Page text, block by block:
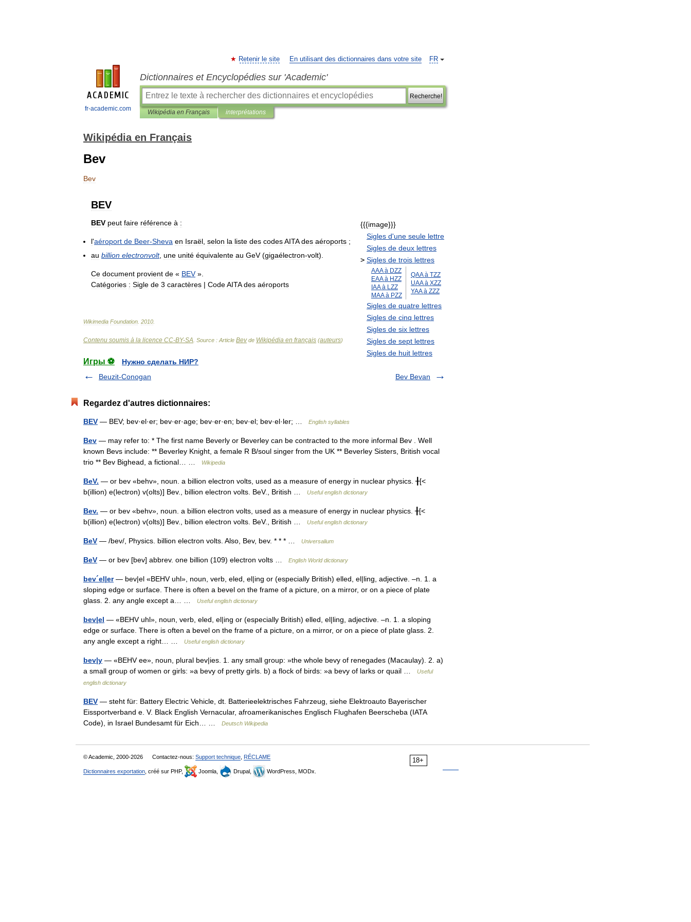
fr-academic.com
FR
Retenir le site En utilisant des dictionnaires dans votre site
Dictionnaires et Encyclopédies sur 'Academic'
Recherche!
Wikipédia en Français interprétations
Wikipédia en Français
Bev
Bev
BEV
{{{image}}}
Sigles d'une seule lettre
Sigles de deux lettres
> Sigles de trois lettres
AAA à DZZ
EAA à HZZ
IAA à LZZ
MAA à PZZ
QAA à TZZ
UAA à XZZ
YAA à ZZZ
Sigles de quatre lettres
Sigles de cinq lettres
Sigles de six lettres
Sigles de sept lettres
Sigles de huit lettres
BEV peut faire référence à :
l'aéroport de Beer-Sheva en Israël selon la liste des codesAITA des aéroports ;
au billion electronvolt, une unité équivalente au GeV(gigaélectron-volt).
Ce document provient de « BEV».
Catégories : Sigle de 3 caractères | CodeAITA des aéroports
Wikimedia Foundation 2010
Contenu soumis à la licence CC-BY-SA . Source : Article Bevde Wikipédia en français (auteurs)
Игры ⚽
Нужно сделать НИР?
Beuzit-Conogan
Bev Bevan
Regardez d'autres dictionnaires:
BEV — BEV; bev·el·er; bev·er·age; bev·er·en; bev·el; bev·el·ler; … English syllables
Bev — may refer to: * The first name Beverly or Beverley can be contracted to the more informal Bev . Well
known Bevs include: ** Beverley Knight, a female R B/soul singer from the UK ** Beverley Sisters, British vocal
trio ** Bev Bighead, a fictional… …
Wikipedia
BeV. — or bev «behv», noun. a billion electron volts, used as a measure of energy in nuclear physics. ╂[<
b(illion) e(lectron) v(olts)] Bev., billion electron volts. BeV., British …
Useful english dictionary
Bev. — or bev «behv», noun. a billion electron volts, used as a measure of energy in nuclear physics. ╂[<
b(illion) e(lectron) v(olts)] Bev., billion electron volts. BeV., British …
Useful english dictionary
BeV — /bev/, Physics. billion electron volts. Also, Bev, bev. * * * … Universalium
BeV — or bev [bev] abbrev. one billion (109) electron volts … English World dictionary
bev´el|er— bev|el «BEHV uhl», noun, verb, eled, el|ing or (especially British) elled, el|ling, adjective. –n. 1. a
sloping edge or surface. There is often a bevel on the frame of a picture, on a mirror, or on a piece of plate
glass. 2. any angle except a… …
Useful english dictionary
bev|el — «BEHV uhl», noun, verb, eled, el|ing or (especially British) elled, el|ling, adjective. –n. 1. a sloping
edge or surface. There is often a bevel on the frame of a picture, on a mirror, or on a piece of plate glass. 2.
any angle except a right… …
Useful english dictionary
bev|y — «BEHV ee», noun, plural bev|ies. 1. any small group: »the whole bevy of renegades (Macaulay). 2. a)
a small group of women or girls: »a bevy of pretty girls. b) a flock of birds: »a bevy of larks or quail …
Useful
english dictionary
BEV — steht für: Battery Electric Vehicle, dt. Batterieelektrisches Fahrzeug, siehe Elektroauto Bayerischer
Eissportverband e. V. Black English Vernacular, afroamerikanisches Englisch Flughafen Beerscheba (IATA
Code), in Israel Bundesamt für Eich… …
Deutsch Wikipedia
18+
© Academic, 2000-2026 Contactez-nous: Support technique RÉCLAME
Dictionnaires exportation , créé sur PHP, Joomla, Drupal, WordPress, MODx.